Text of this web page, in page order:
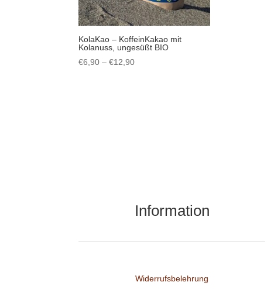
KolaKao – KoffeinKakao mit
Kolanuss, ungesüßt BIO
€6,90 –€12,90Preisspanne:
Information
Widerrufsbelehrung